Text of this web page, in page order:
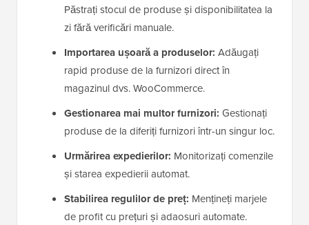
Păstrați stocul de produse și disponibilitatea la
zi fără verificări manuale.
Importarea ușoară a produselor: Adăugați
rapid produse de la furnizori direct în
magazinul dvs. WooCommerce.
Gestionarea mai multor furnizori: Gestionați
produse de la diferiți furnizori într-un singur loc.
Urmărirea expedierilor: Monitorizați comenzile
și starea expedierii automat.
Stabilirea regulilor de preț: Mențineți marjele
de profit cu prețuri și adaosuri automate.